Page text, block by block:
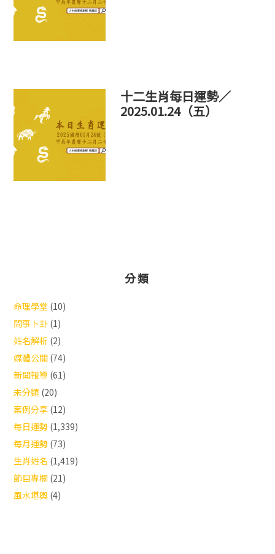
十二生肖每日運勢／
2025.01.24（五）
分類
命理學堂 (10)
問事卜卦 (1)
姓名解析 (2)
媒體公關 (74)
新聞報導 (61)
未分類 (20)
案例分享 (12)
每日運勢 (1,339)
每月運勢 (73)
生肖姓名 (1,419)
節目專欄 (21)
風水堪輿 (4)